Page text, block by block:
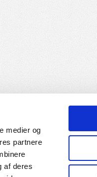
medier og
partnere
af deres